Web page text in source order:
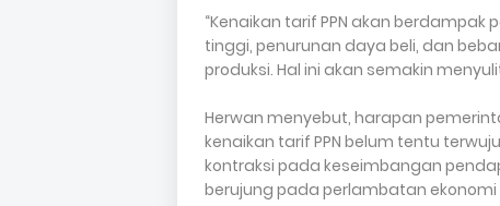
“Kenaikan tarif PPN akan
tinggi, penurunan daya beli, dan
produksi. Hal ini akan semakin
Herwan menyebut, harapan
kenaikan tarif PPN belum tentu
kontraksi pada keseimbangan
berujung pada perlambatan ekonomi